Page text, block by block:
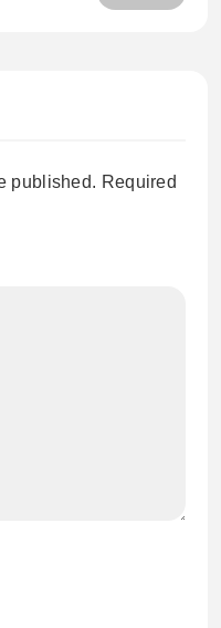
published. Required